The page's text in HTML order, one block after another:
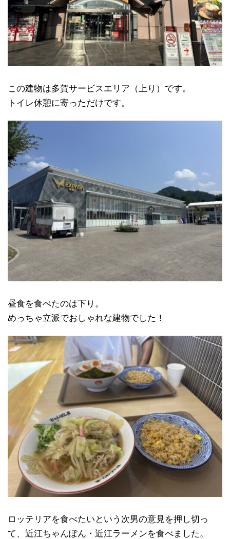
この建物は多賀サービスエリア（上り）です。
トイレ休憩に寄っただけです。
昼食を食べたのは下り。
めっちゃ立派でおしゃれな建物でした！
ロッテリアを食べたいという次男の意見を押し切っ
て、近江ちゃんぽん・近江ラーメンを食べました。